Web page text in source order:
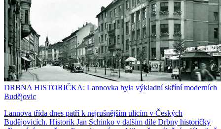
DRBNA HISTORIČKA: Lannovka byla výkladní skříní moderních
Budějovic
Lannova třída dnes patří k nejrušnějším ulicím v Českých
Budějovicích. Historik Jan Schinko v dalším díle Drbny historičky